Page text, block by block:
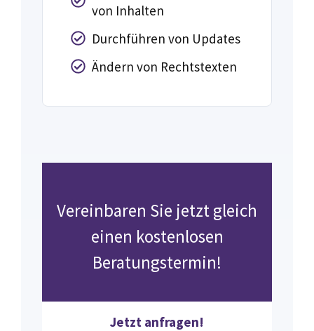
von Inhalten
Durchführen von Updates
Ändern von Rechtstexten
Vereinbaren Sie jetzt gleich
einen kostenlosen
Beratungstermin!
Jetzt anfragen!